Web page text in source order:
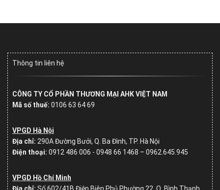
Thông tin liên hệ
CÔNG TY CỔ PHẦN THƯƠNG MẠI AHK VIỆT NAM
Mã số thuế: 0106 63 64 69
VPGD Hà Nội
Địa chỉ: 290A Đường Bưởi, Q. Ba Đình, TP. Hà Nội
Điện thoại: 0912 486 006 - 0948 66 1468 – 0962.645.945
VPGD Hồ Chí Minh
Địa chỉ: Số602/41B Điện Biên Phủ Phường 22, Q. Bình Thạnh,